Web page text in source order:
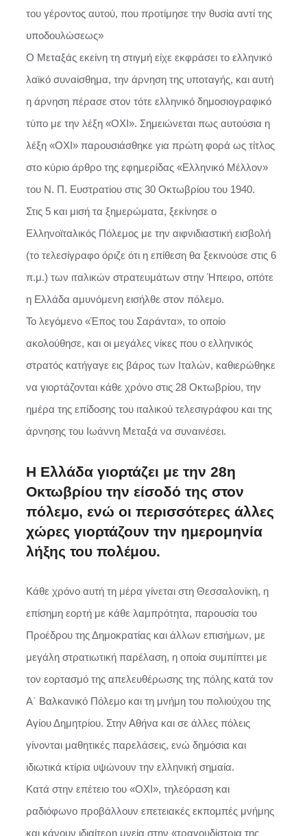
του γέροντος αυτού, που προτίμησε την θυσία αντί της
υποδουλώσεως»
Ο Μεταξάς εκείνη τη στιγμή είχε εκφράσει το ελληνικό
λαϊκό συναίσθημα, την άρνηση της υποταγής, και αυτή
η άρνηση πέρασε στον τότε ελληνικό δημοσιογραφικό
τύπο με την λέξη «ΟΧΙ». Σημειώνεται πως αυτούσια η
λέξη «ΟΧΙ» παρουσιάσθηκε για πρώτη φορά ως τίτλος
στο κύριο άρθρο της εφημερίδας «Ελληνικό Μέλλον»
του Ν. Π. Ευστρατίου στις 30 Οκτωβρίου του 1940.
Στις 5 και μισή τα ξημερώματα, ξεκίνησε ο
Ελληνοϊταλικός Πόλεμος με την αιφνιδιαστική εισβολή
(το τελεσίγραφο όριζε ότι η επίθεση θα ξεκινούσε στις 6
π.μ.) των ιταλικών στρατευμάτων στην Ήπειρο, οπότε
η Ελλάδα αμυνόμενη εισήλθε στον πόλεμο.
Το λεγόμενο «Έπος του Σαράντα», το οποίο
ακολούθησε, και οι μεγάλες νίκες που ο ελληνικός
στρατός κατήγαγε εις βάρος των Ιταλών, καθιερώθηκε
να γιορτάζονται κάθε χρόνο στις 28 Οκτωβρίου, την
ημέρα της επίδοσης του ιταλικού τελεσιγράφου και της
άρνησης του Ιωάννη Μεταξά να συναινέσει.
Η Ελλάδα γιορτάζει με την 28η
Οκτωβρίου την είσοδό της στον
πόλεμο, ενώ οι περισσότερες άλλες
χώρες γιορτάζουν την ημερομηνία
λήξης του πολέμου.
Κάθε χρόνο αυτή τη μέρα γίνεται στη Θεσσαλονίκη, η
επίσημη εορτή με κάθε λαμπρότητα, παρουσία του
Προέδρου της Δημοκρατίας και άλλων επισήμων, με
μεγάλη στρατιωτική παρέλαση, η οποία συμπίπτει με
τον εορτασμό της απελευθέρωσης της πόλης κατά τον
Α΄ Βαλκανικό Πόλεμο και τη μνήμη του πολιούχου της
Αγίου Δημητρίου. Στην Αθήνα και σε άλλες πόλεις
γίνονται μαθητικές παρελάσεις, ενώ δημόσια και
ιδιωτικά κτίρια υψώνουν την ελληνική σημαία.
Κατά στην επέτειο του «ΟΧΙ», τηλεόραση και
ραδιόφωνο προβάλλουν επετειακές εκπομπές μνήμης
και κάνουν ιδιαίτερη μνεία στην «τραγουδίστρια της